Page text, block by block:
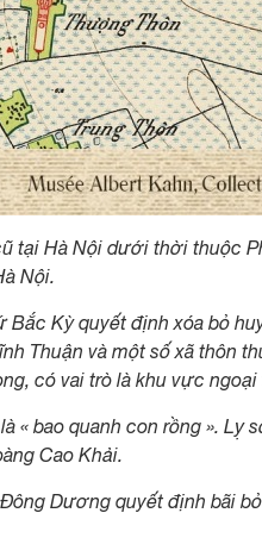
tại Hà Nội dưới thời thuộc
Nội.
Bắc Kỳ quyết định xóa bỏ
Thuận và một số xã thôn
có vai trò là khu vực ngoại
« bao quanh con rồng ».
Cao Khải.
Dương quyết định bãi